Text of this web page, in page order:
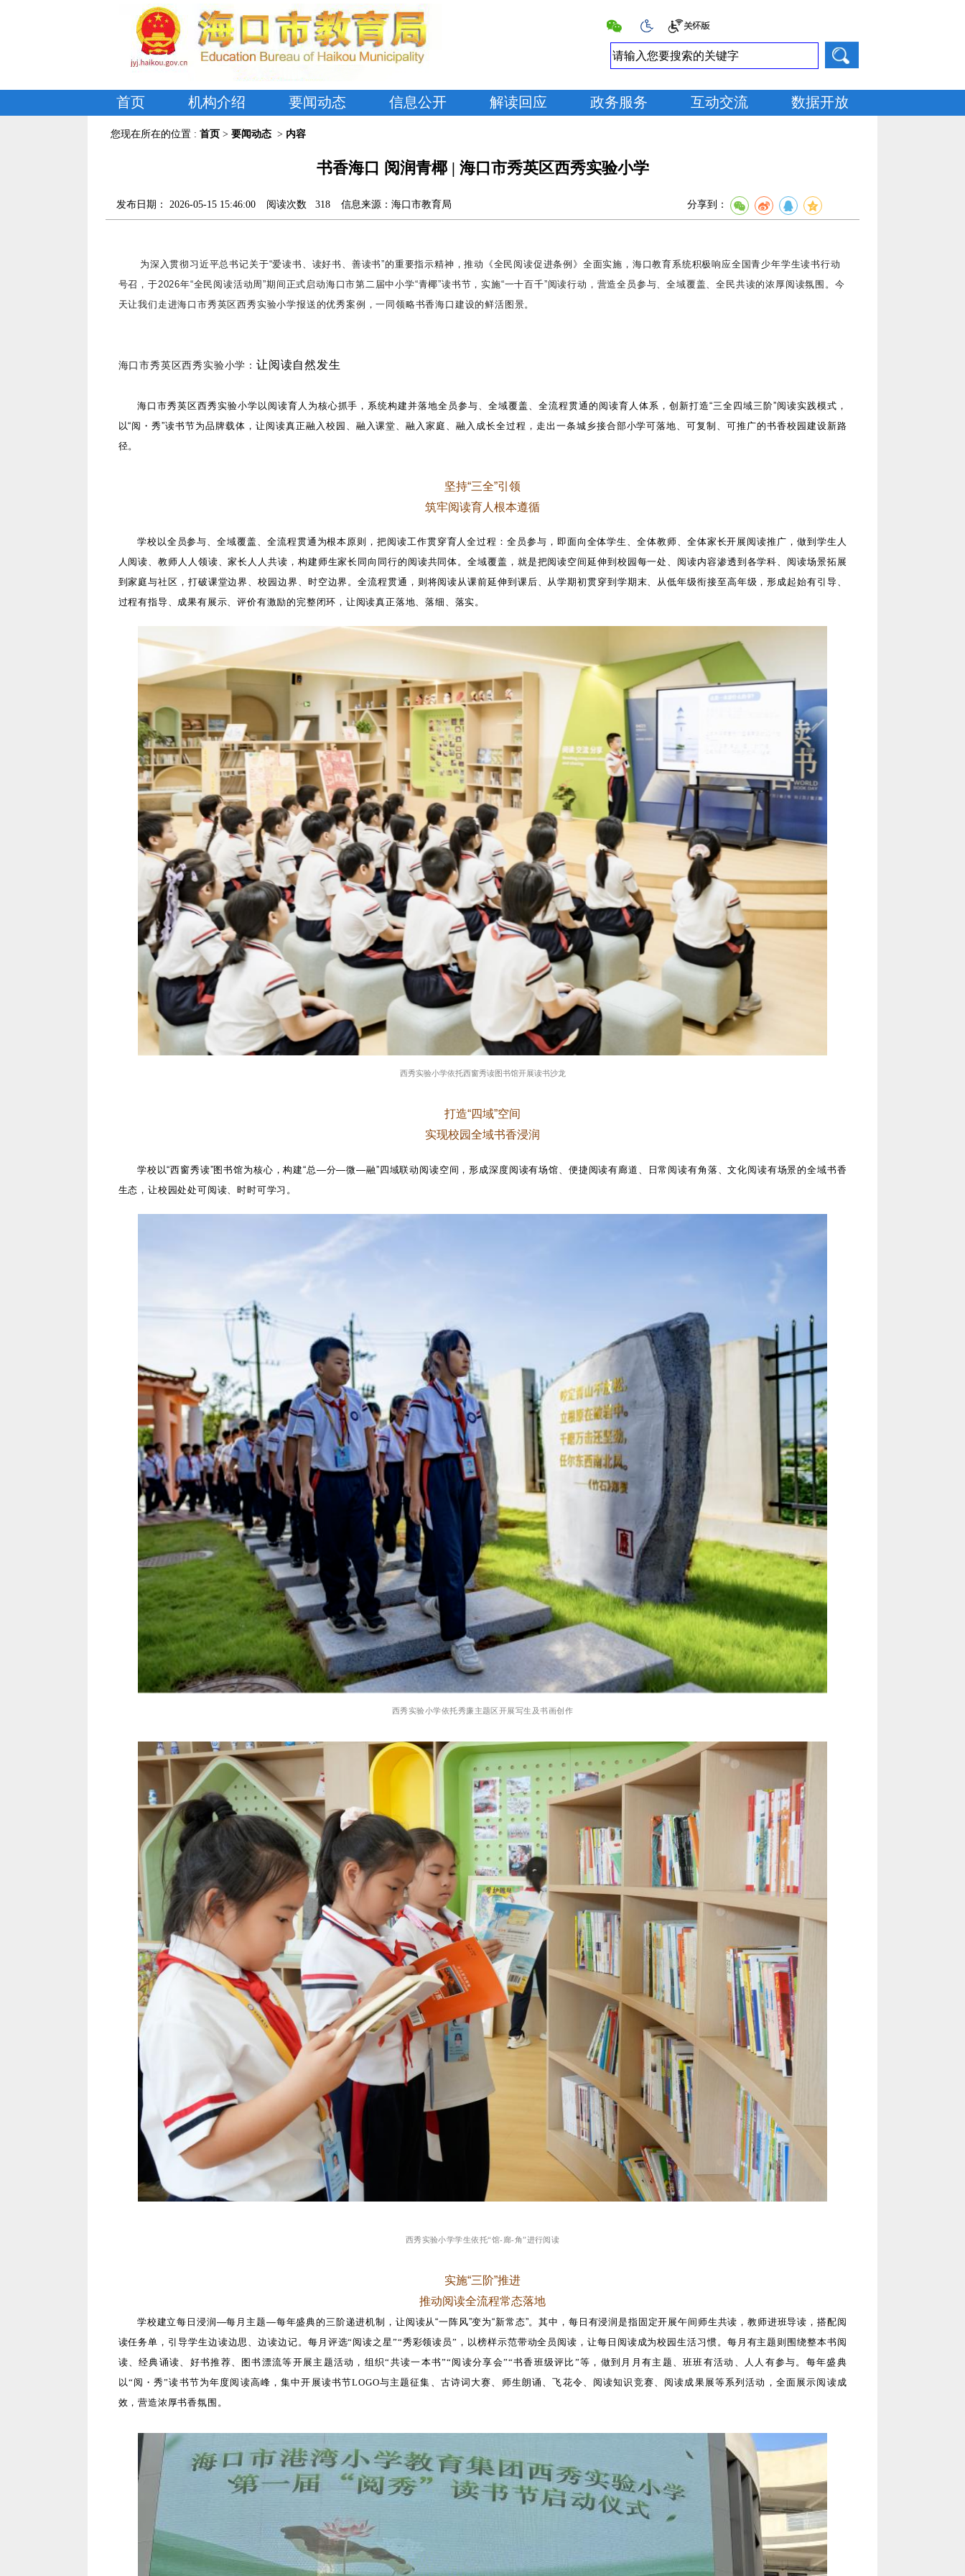
首页 机构介绍 要闻动态 信息公开 解读回应 政务服务 互动交流 数据开放
您现在所在的位置 : 首页 > 要闻动态 > 内容
书香海口 阅润青椰 | 海口市秀英区西秀实验小学
发布日期： 2026-05-15 15:46:00 阅读次数 318 信息来源： 海口市教育局 分享到：
为深入贯彻习近平总书记关于“爱读书、读好书、善读书”的重要指示精神，推动《全民阅读促进条例》全面实施，海口教育系统积极响应全国青少年学生读书行动
号召，于2026年“全民阅读活动周”期间正式启动海口市第二届中小学“青椰”读书节，实施“一十百千”阅读行动，营造全员参与、全域覆盖、全民共读的浓厚阅读氛围。今
天让我们 走进海口市秀英区西秀实验小学报送的优秀案例 ，一同领略书香海口建设的鲜活图景。
海口市秀英区西秀实验小学： 让阅读自然发生
海口市秀英区西秀实验小学以阅读育人为核心抓手，系统构建并落地全员参与、全域覆盖、全流程贯通的阅读育人体系，创新打造“三全四域三阶”阅读实践模式，
以“阅・秀”读书节为品牌载体，让阅读真正融入校园、融入课堂、融入家庭、融入成长全过程，走出一条城乡接合部小学可落地、可复制、可推广的书香校园建设新路
径。
坚持“三全”引领
筑牢阅读育人根本遵循
学校以全员参与、全域覆盖、全流程贯通为根本原则，把阅读工作贯穿育人全过程：全员参与，即面向全体学生、全体教师、全体家长开展阅读推广，做到学生人
人阅读、教师人人领读、家长人人共读，构建师生家长同向同行的阅读共同体。全域覆盖，就是把阅读空间延伸到校园每一处、阅读内容渗透到各学科、阅读场景拓展
到家庭与社区，打破课堂边界、校园边界、时空边界。全流程贯通，则将阅读从课前延伸到课后、从学期初贯穿到学期末、从低年级衔接至高年级，形成起始有引导、
过程有指导、成果有展示、评价有激励的完整闭环，让阅读真正落地、落细、落实。
西秀实验小学依托西窗秀读图书馆开展读书沙龙
打造“四域”空间
实现校园全域书香浸润
学校以“西窗秀读”图书馆为核心，构建“总—分—微—融”四域联动阅读空间，形成深度阅读有场馆、便捷阅读有廊道、日常阅读有角落、文化阅读有场景的全域书香
生态，让校园处处可阅读、时时可学习。
西秀实验小学依托秀廉主题区开展写生及书画创作
西秀实验小学学生依托“馆-廊-角”进行阅读
实施“三阶”推进
推动阅读全流程常态落地
学校建立每日浸润—每月主题—每年盛典的三阶递进机制，让阅读从“一阵风”变为“新常态”。其中，每日有浸润是指固定开展午间师生共读，教师进班导读，搭配阅
读任务单，引导学生边读边思、边读边记。 每月评选“阅读之星”“秀彩领读员”，以榜样示范带动全员阅读，让每日阅读成为校园生活习惯。每月有主题则围绕整本书阅
读、经典诵读、好书推荐、图书漂流等开展主题活动，组织“共读一本书”“阅读分享会”“书香班级评比”等，做到月月有主题、班班有活动、人人有参与。每年盛典
以“阅・秀”读书节为年度阅读高峰，集中开展读书节LOGO与主题征集、古诗词大赛、师生朗诵、飞花令、阅读知识竞赛、阅读成果展等系列活动，全面展示阅读成
效，营造浓厚书香氛围。